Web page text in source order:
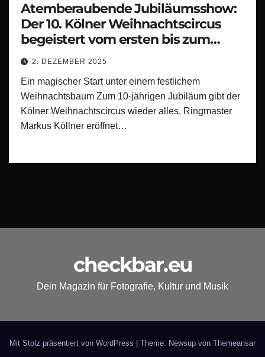
Atemberaubende Jubiläumsshow:
Der 10. Kölner Weihnachtscircus
begeistert vom ersten bis zum
letzten Moment!
2. DEZEMBER 2025
Ein magischer Start unter einem festlichem
Weihnachtsbaum Zum 10-jährigen Jubiläum gibt der
Kölner Weihnachtscircus wieder alles. Ringmaster
Markus Köllner eröffnet…
checkbar.eu
Dein Magazin für Fotografie, Kultur und Musik
Mit Stolz präsentiert von WordPress Theme: Newsup von Themeansar